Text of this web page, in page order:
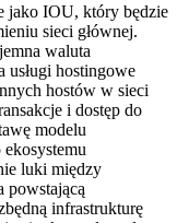
jako IOU, który będzie
sieci głównej.
waluta
usługi hostingowe
hostów w sieci
i dostęp do
modelu
luki między
powstającą
infrastrukturę